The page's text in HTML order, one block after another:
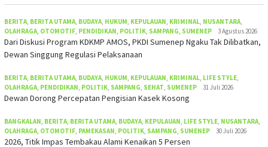
BERITA BERITA UTAMA BUDAYA HUKUM KEPULAUAN KRIMINAL NUSANTARA
OLAHRAGA OTOMOTIF PENDIDIKAN POLITIK SAMPANG SUMENEP 3 Agustus 2026
Dari Diskusi Program KDKMP AMOS, PKDI Sumenep Ngaku Tak Dilibatkan,
Dewan Singgung Regulasi Pelaksanaan
BERITA BERITA UTAMA BUDAYA HUKUM KEPULAUAN KRIMINAL LIFE STYLE
OLAHRAGA PENDIDIKAN POLITIK SAMPANG SEHAT SUMENEP 31 Juli 2026
Dewan Dorong Percepatan Pengisian Kasek Kosong
BANGKALAN BERITA BERITA UTAMA BUDAYA KEPULAUAN LIFE STYLE NUSANTARA
OLAHRAGA OTOMOTIF PAMEKASAN POLITIK SAMPANG SUMENEP 30 Juli 2026
2026, Titik Impas Tembakau Alami Kenaikan 5 Persen